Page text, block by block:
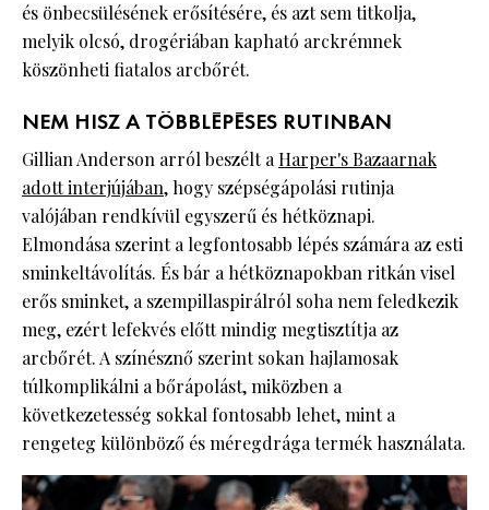
és önbecsülésének erősítésére, és azt sem titkolja,
melyik olcsó, drogériában kapható arckrémnek
köszönheti fiatalos arcbőrét.
NEM HISZ A TÖBBLÉPÉSES RUTINBAN
Gillian Anderson arról beszélt aHarper's Bazaarnak
adott interjújában, hogy szépségápolási rutinja
valójában rendkívül egyszerű és hétköznapi.
Elmondása szerint a legfontosabb lépés számára az esti
sminkeltávolítás. És bár a hétköznapokban ritkán visel
erős sminket, a szempillaspirálról soha nem feledkezik
meg, ezért lefekvés előtt mindig megtisztítja az
arcbőrét. A színésznő szerint sokan hajlamosak
túlkomplikálni a bőrápolást, miközben a
következetesség sokkal fontosabb lehet, mint a
rengeteg különböző és méregdrága termék használata.